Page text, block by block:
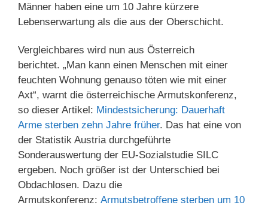
Männer haben eine um 10 Jahre kürzere
Lebenserwartung als die aus der Oberschicht.
Vergleichbares wird nun aus Österreich
berichtet. „Man kann einen Menschen mit einer
feuchten Wohnung genauso töten wie mit einer
Axt“, warnt die österreichische Armutskonferenz,
so dieser Artikel: Mindestsicherung: Dauerhaft
Arme sterben zehn Jahre früher. Das hat eine von
der Statistik Austria durchgeführte
Sonderauswertung der EU-Sozialstudie SILC
ergeben. Noch größer ist der Unterschied bei
Obdachlosen. Dazu die
Armutskonferenz: Armutsbetroffene sterben um 10